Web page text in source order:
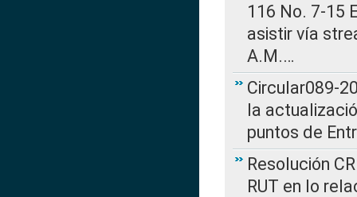
116 No. 7-15
asistir vía
A.M.…
Circular089-
la
puntos de
Resolución
RUT en lo